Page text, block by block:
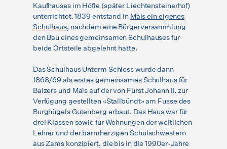
Kaufhauses im Höfle (später Liechtensteinerhof)
unterrichtet. 1839 entstand in Mäls ein eigenes
Schulhaus, nachdem eine Bürgerversammlung
den Bau eines gemeinsamen Schulhauses für
beide Ortsteile abgelehnt hatte.
Das Schulhaus Unterm Schloss wurde dann
1868/69 als erstes gemeinsames Schulhaus für
Balzers und Mäls auf der von Fürst Johann II. zur
Verfügung gestellten «Stallbündt» am Fusse des
Burghügels Gutenberg erbaut. Das Haus war für
drei Klassen sowie für Wohnungen der weltlichen
Lehrer und der barmherzigen Schulschwestern
aus Zams konzipiert, die bis in die 1990er-Jahre